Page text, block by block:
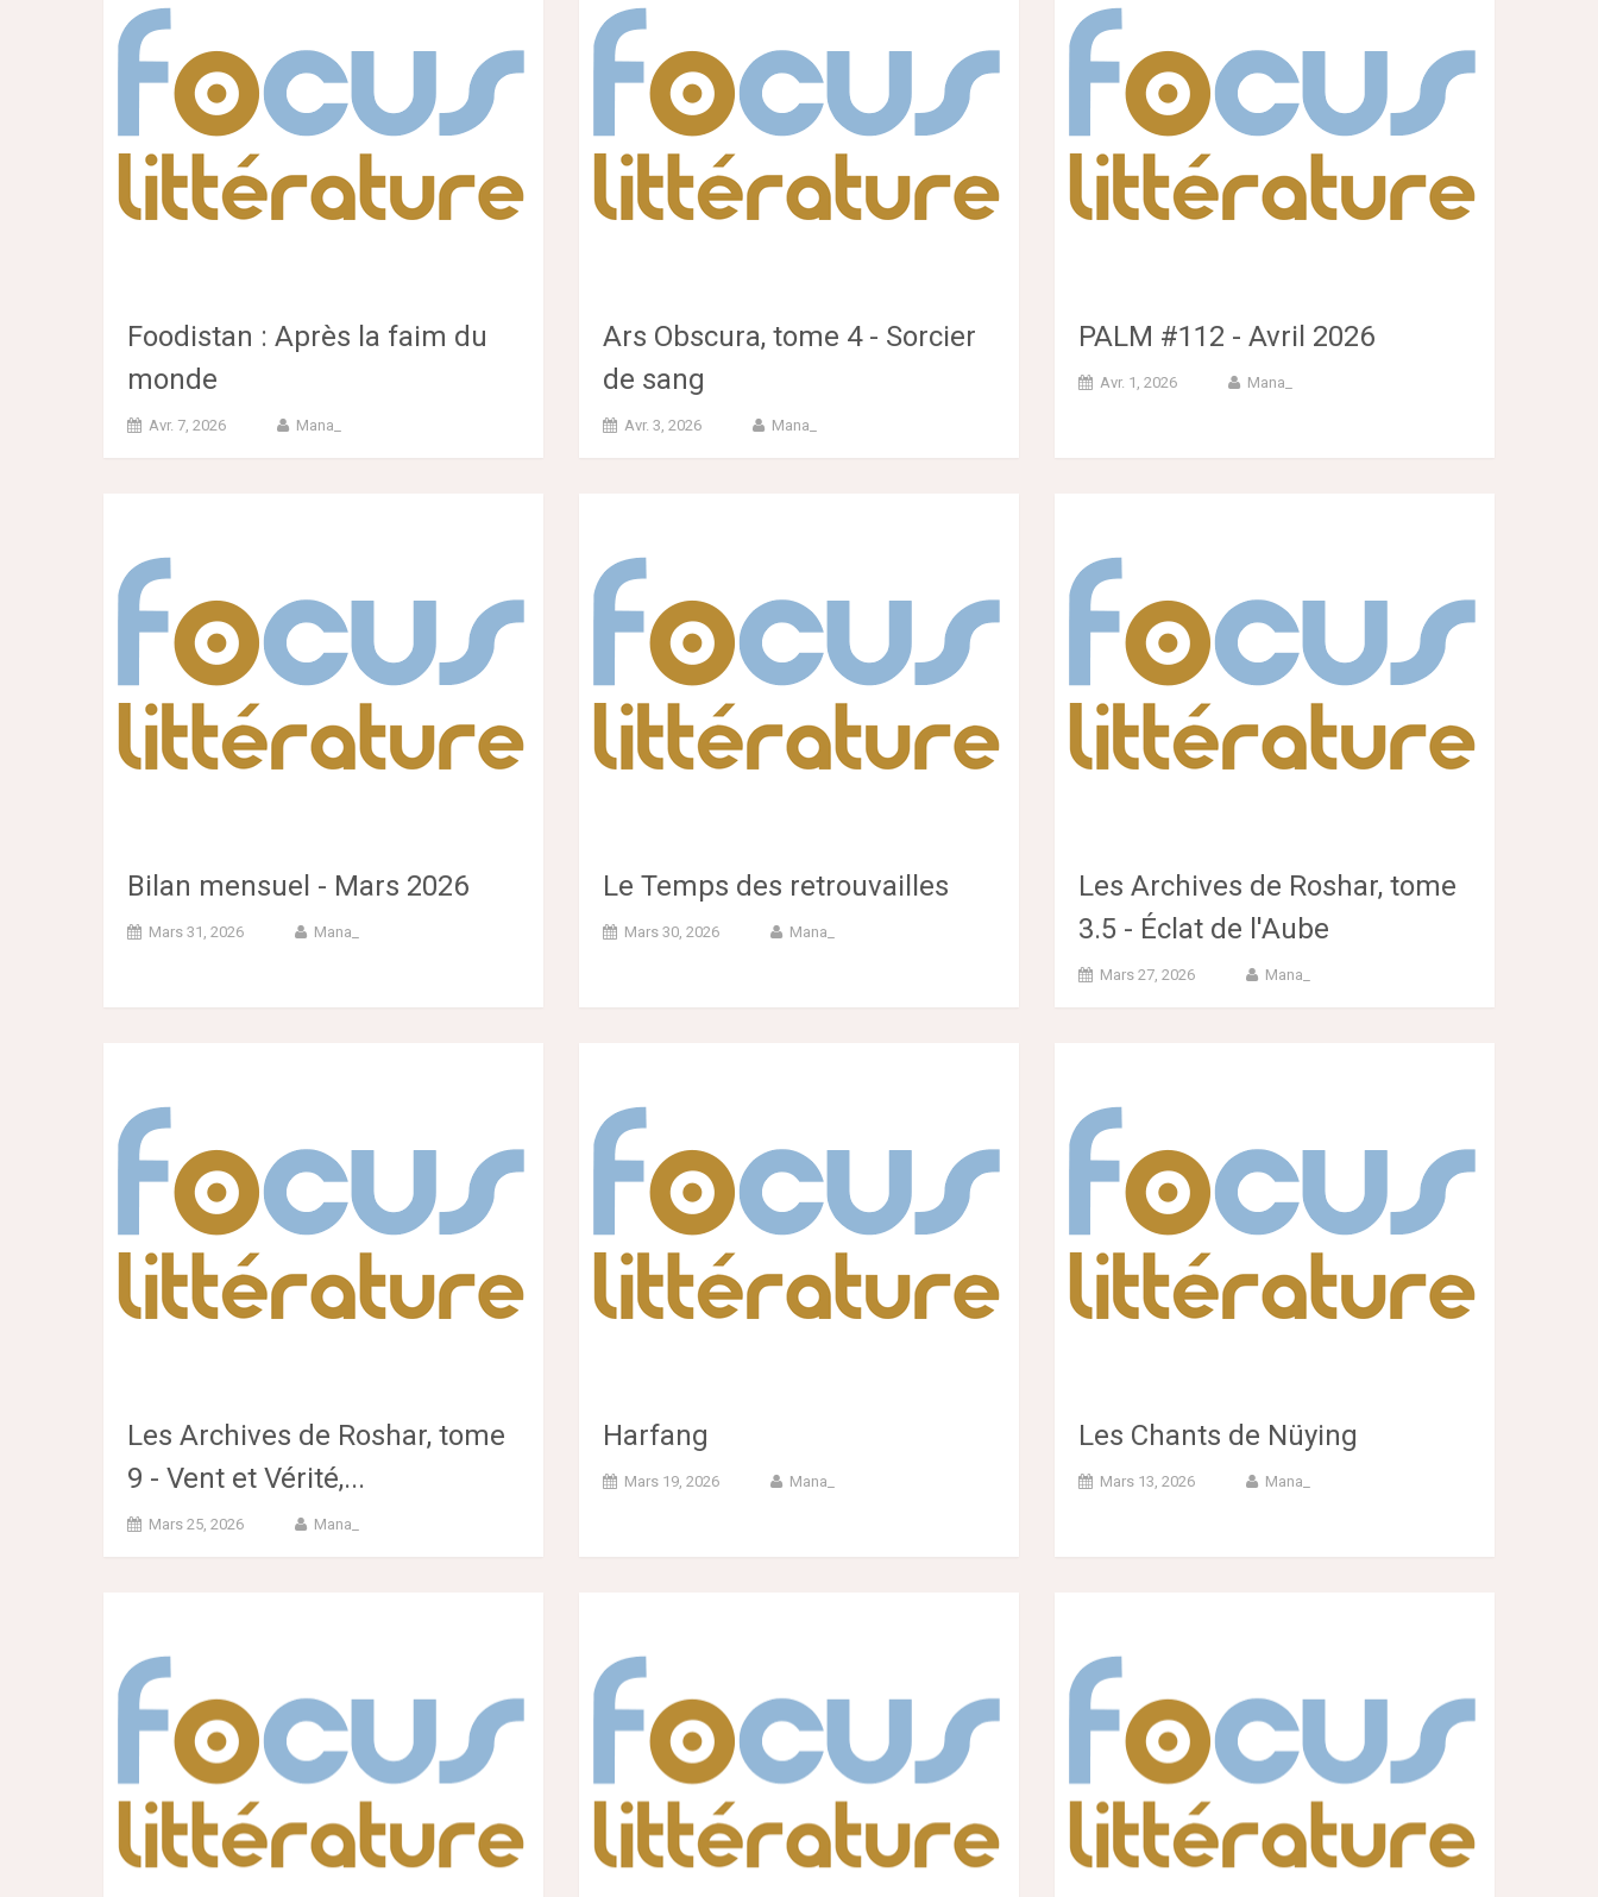
Foodistan : Après la faim du
monde
Avr. 7, 2026 Mana_
Ars Obscura, tome 4 - Sorcier
de sang
Avr. 3, 2026 Mana_
PALM #112 - Avril 2026
Avr. 1, 2026 Mana_
Bilan mensuel - Mars 2026
Mars 31, 2026 Mana_
Le Temps des retrouvailles
Mars 30, 2026 Mana_
Les Archives de Roshar, tome
3.5 - Éclat de l'Aube
Mars 27, 2026 Mana_
Les Archives de Roshar, tome
9 - Vent et Vérité,...
Mars 25, 2026 Mana_
Harfang
Mars 19, 2026 Mana_
Les Chants de Nüying
Mars 13, 2026 Mana_